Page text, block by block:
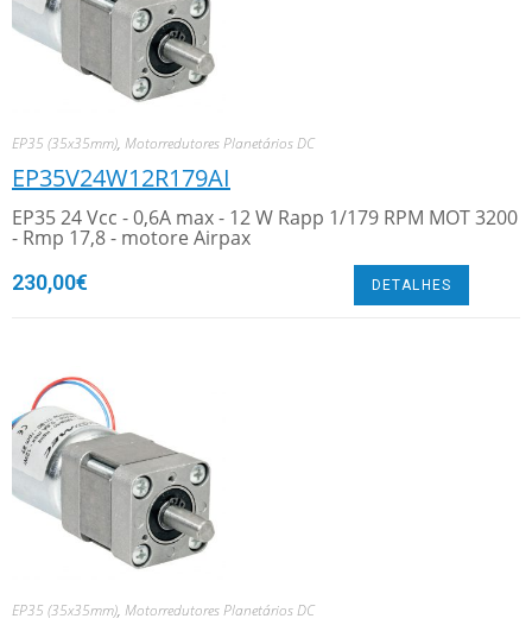
EP35 (35x35mm), Motorredutores Planetários DC
EP35V24W12R179AI
EP35 24 Vcc - 0,6A max - 12 W Rapp 1/179 RPM MOT 3200
- Rmp 17,8 - motore Airpax
230,00€ DETALHES
EP35 (35x35mm), Motorredutores Planetários DC